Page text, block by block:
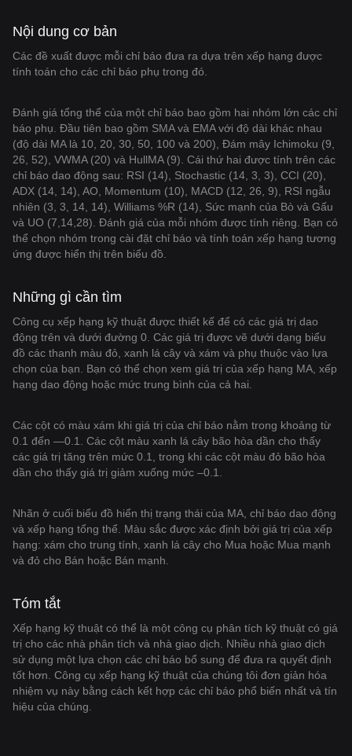
Nội dung cơ bản
Các đề xuất được mỗi chỉ báo đưa ra dựa trên xếp hạng được
tính toán cho các chỉ báo phụ trong đó.
Đánh giá tổng thể của một chỉ báo bao gồm hai nhóm lớn các chỉ
báo phụ. Đầu tiên bao gồm SMA và EMA với độ dài khác nhau
(độ dài MA là 10, 20, 30, 50, 100 và 200), Đám mây Ichimoku (9,
26, 52), VWMA (20) và HullMA (9). Cái thứ hai được tính trên các
chỉ báo dao động sau: RSI (14), Stochastic (14, 3, 3), CCI (20),
ADX (14, 14), AO, Momentum (10), MACD (12, 26, 9), RSI ngẫu
nhiên (3, 3, 14, 14), Williams %R (14), Sức mạnh của Bò và Gấu
và UO (7,14,28). Đánh giá của mỗi nhóm được tính riêng. Bạn có
thể chọn nhóm trong cài đặt chỉ báo và tính toán xếp hạng tương
ứng được hiển thị trên biểu đồ.
Những gì cần tìm
Công cụ xếp hạng kỹ thuật được thiết kế để có các giá trị dao
động trên và dưới đường 0. Các giá trị được vẽ dưới dạng biểu
đồ các thanh màu đỏ, xanh lá cây và xám và phụ thuộc vào lựa
chọn của bạn. Bạn có thể chọn xem giá trị của xếp hạng MA, xếp
hạng dao động hoặc mức trung bình của cả hai.
Các cột có màu xám khi giá trị của chỉ báo nằm trong khoảng từ
0.1 đến —0.1. Các cột màu xanh lá cây bão hòa dần cho thấy
các giá trị tăng trên mức 0.1, trong khi các cột màu đỏ bão hòa
dần cho thấy giá trị giảm xuống mức –0.1.
Nhãn ở cuối biểu đồ hiển thị trạng thái của MA, chỉ báo dao động
và xếp hạng tổng thể. Màu sắc được xác định bởi giá trị của xếp
hạng: xám cho trung tính, xanh lá cây cho Mua hoặc Mua mạnh
và đỏ cho Bán hoặc Bán mạnh.
Tóm tắt
Xếp hạng kỹ thuật có thể là một công cụ phân tích kỹ thuật có giá
trị cho các nhà phân tích và nhà giao dịch. Nhiều nhà giao dịch
sử dụng một lựa chọn các chỉ báo bổ sung để đưa ra quyết định
tốt hơn. Công cụ xếp hạng kỹ thuật của chúng tôi đơn giản hóa
nhiệm vụ này bằng cách kết hợp các chỉ báo phổ biến nhất và tín
hiệu của chúng.